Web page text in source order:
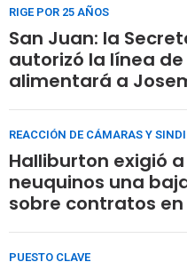
RIGE POR 25 AÑOS
San Juan: la
autorizó la línea
alimentará a
REACCIÓN DE CÁMARAS Y
Halliburton exigió
neuquinos una
sobre contratos
PUESTO CLAVE